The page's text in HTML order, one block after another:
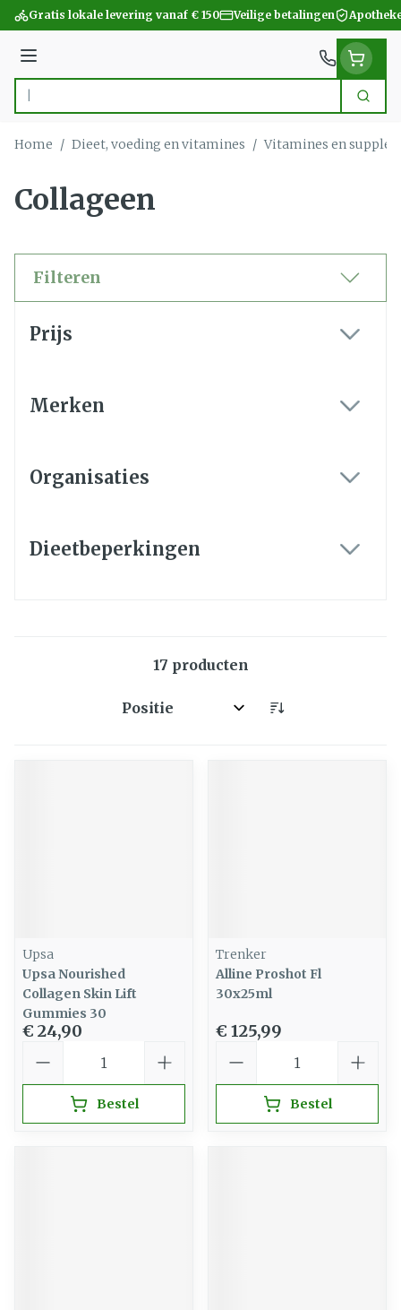
Ga naar de inhoud
Gratis lokale levering vanaf € 150 Veilige betalingen
Menu
Product, merk, categorie... Zoek
Home / Dieet, voeding en vitamines / Vitamines en
Collageen
Filteren
Prijs
Merken
Organisaties
Dieetbeperkingen
17 producten
Sorteer op:
Upsa
Upsa Nourished
Collagen Skin Lift
Gummies 30
€ 24,90
Bestel
Trenker
Alline Proshot Fl
30x25ml
€ 125,99
Bestel